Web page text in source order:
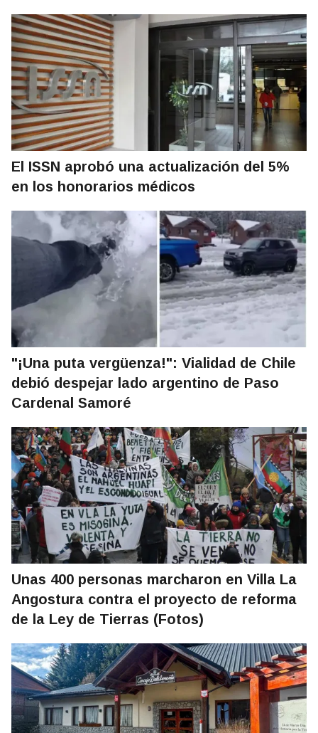
El ISSN aprobó una actualización del 5%
en los honorarios médicos
"¡Una puta vergüenza!": Vialidad de Chile
debió despejar lado argentino de Paso
Cardenal Samoré
Unas 400 personas marcharon en Villa La
Angostura contra el proyecto de reforma
de la Ley de Tierras (Fotos)